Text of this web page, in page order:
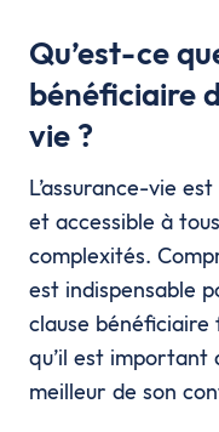
Qu’est-ce
bénéficiaire
vie ?
L’assurance-vie
et accessible à
complexités.
est indispensable
clause
qu’il est
meilleur de son